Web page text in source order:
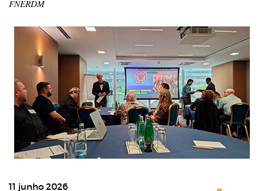
FNERDM
11 junho 2026